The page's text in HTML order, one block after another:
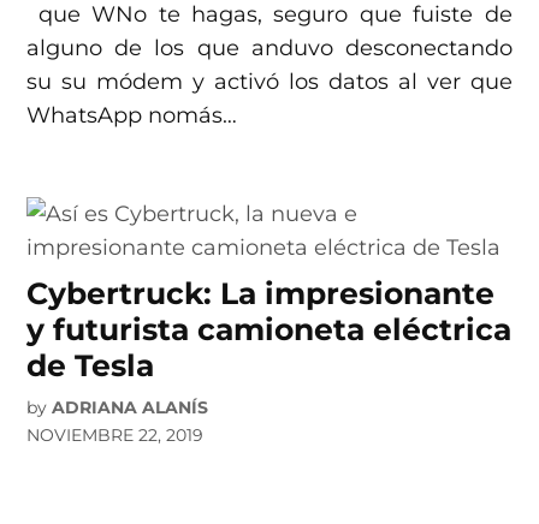
que WNo te hagas, seguro que fuiste de
alguno de los que anduvo desconectando
su su módem y activó los datos al ver que
WhatsApp nomás…
Cybertruck: La impresionante
y futurista camioneta eléctrica
de Tesla
by ADRIANA ALANÍS
NOVIEMBRE 22, 2019